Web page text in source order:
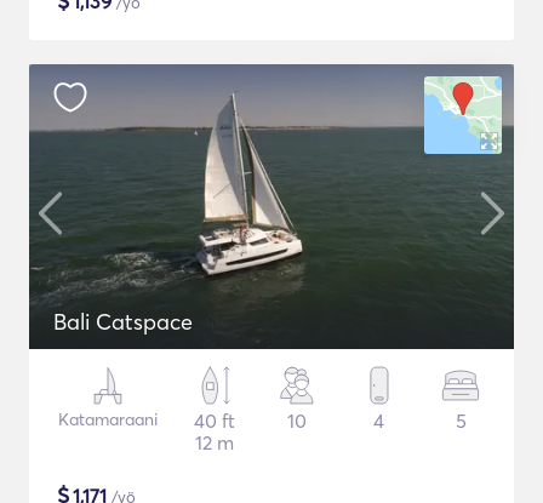
Bali Catspace
Katamaraani
40 ft
12 m
10 4 5
$1,171 /yö